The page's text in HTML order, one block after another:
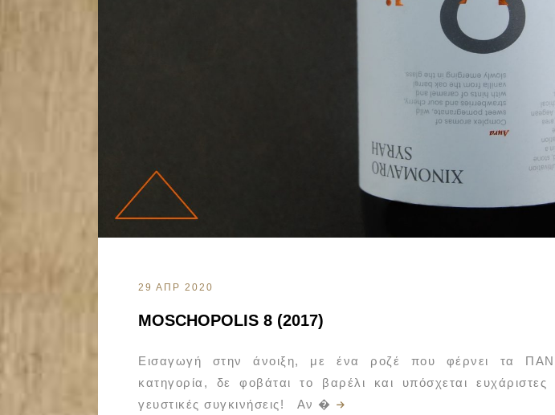
29 ΑΠΡ 2020
MOSCHOPOLIS 8 (2017)
Εισαγωγή στην άνοιξη, με ένα ροζέ που φέρνει τα
κατηγορία, δε φοβάται το βαρέλι και υπόσχεται ευχάριστες
γευστικές συγκινήσεις! Αν �